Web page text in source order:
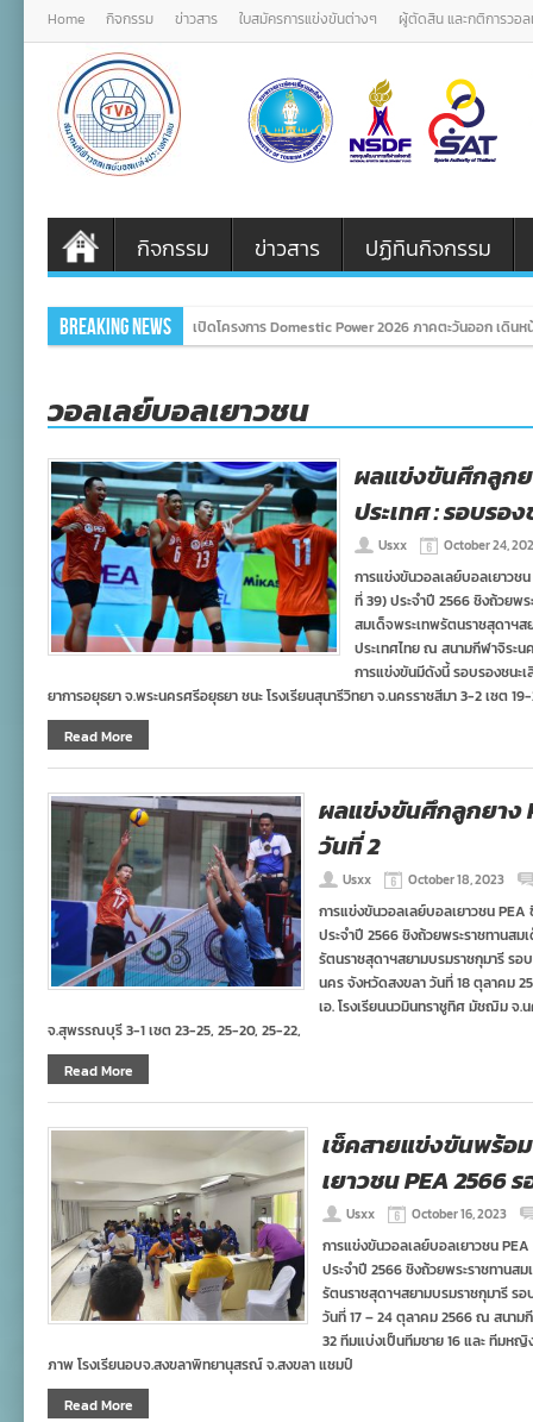
Home กิจกรรม ข่าวสาร ใบสมัครการแข่งขันต่างๆ ผู้ตัดสิน และกติการวอ
กิจกรรม ข่าวสาร ปฏิทินกิจกรรม
Breaking News เปิดโครงการ Domestic Power 2026 ภาคตะวันออก เดิน
วอลเลย์บอลเยาวชน
ผลแข่งขันศึกลูกย
ประเทศ : รอบรอ
Usxx October 24,
การแข่งขันวอลเลย์บอลเยาวช
ที่ 39) ประจำปี 2566 ชิงถ้วยพ
สมเด็จพระเทพรัตนราชสุดาฯส
ประเทศไทย ณ สนามกีฬาจิระ
การแข่งขันมีดังนี้ รอบรองชนะ
ยาการอยุธยา จ.พระนครศรีอยุธยา ชนะ โรงเรียนสุนารีวิทยา จ.นครราชสีมา 3-2 เซต
Read More
ผลแข่งขันศึกลูกยาง
วันที่ 2
Usxx October 18, 2023
การแข่งขันวอลเลย์บอลเยาวชน PEA
ประจำปี 2566 ชิงถ้วยพระราชทานสม
รัตนราชสุดาฯสยามบรมราชกุมารี รอ
นคร จังหวัดสงขลา วันที่ 18 ตุลาคม
เอ. โรงเรียนนวมินทราชูทิศ มัชฌิม จ.
จ.สุพรรณบุรี 3-1 เซต 23-25, 25-20, 25-22,
Read More
เช็คสายแข่งขันพร้อ
เยาวชน PEA 2566
Usxx October 16, 2023
การแข่งขันวอลเลย์บอลเยาวชน
ประจำปี 2566 ชิงถ้วยพระราชทานส
รัตนราชสุดาฯสยามบรมราชกุมารี รอ
วันที่ 17 – 24 ตุลาคม 2566 ณ สนาม
32 ทีมแบ่งเป็นทีมชาย 16 และ ทีมหญิ
ภาพ โรงเรียนอบจ.สงขลาพิทยานุสรณ์ จ.สงขลา แชมป์
Read More